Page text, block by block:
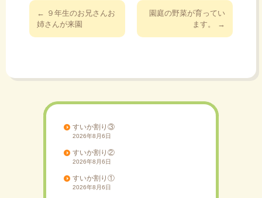
投
稿
ナ
← ９年生のお兄さんお
姉さんが来園
園庭の野菜が育ってい
ます。
→
すいか割り③
2026年8月6日
すいか割り②
2026年8月6日
すいか割り①
2026年8月6日